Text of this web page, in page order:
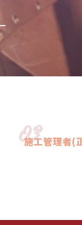
03
施工管理者(